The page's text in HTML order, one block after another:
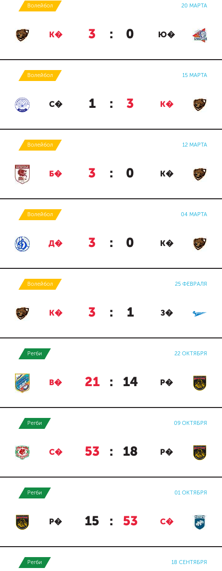
Волейбол 20 МАРТА
К� 3 : 0 Ю�
Волейбол 15 МАРТА
С� 1 : 3 К�
Волейбол 12 МАРТА
Б� 3 : 0 К�
Волейбол 04 МАРТА
Д� 3 : 0 К�
Волейбол 25 ФЕВРАЛЯ
К� 3 : 1 З�
Регби 22 ОКТЯБРЯ
В� 21 : 14 Р�
Регби 09 ОКТЯБРЯ
С� 53 : 18 Р�
Регби 01 ОКТЯБРЯ
Р� 15 : 53 С�
Регби 18 СЕНТЯБРЯ